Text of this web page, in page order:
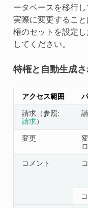
ータベースを移行
実際に変更するこ
権のセットを設定
してください。
特権と自動生成
アクセス範囲
請求（参照:
請求）
変更
コメント